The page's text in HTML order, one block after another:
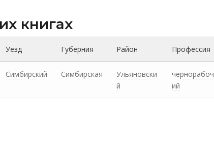
книгах
Уезд Губерния Район Профессия
Симбирский Симбирская
Ульяновски
й
чернорабоч
ий